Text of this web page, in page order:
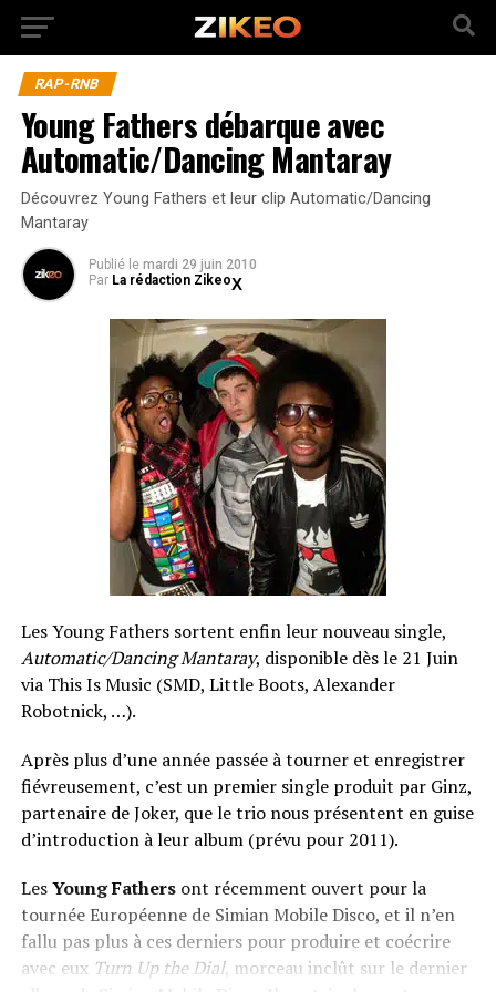
RAP-RNB
Young Fathers débarque avec
Automatic/Dancing Mantaray
Découvrez Young Fathers et leur clip Automatic/Dancing
Mantaray
Publié le mardi 29 juin 2010
Par La rédaction Zikeo
Les Young Fathers sortent enfin leur nouveau single,
Automatic/Dancing Mantaray, disponible dès le 21 Juin
via This Is Music (SMD, Little Boots, Alexander
Robotnick, …).
Après plus d’une année passée à tourner et enregistrer
fiévreusement, c’est un premier single produit par Ginz,
partenaire de Joker, que le trio nous présentent en guise
d’introduction à leur album (prévu pour 2011).
LesYoung Fathersont récemment ouvert pour la
tournée Européenne de Simian Mobile Disco, et il n’en
fallu pas plus à ces derniers pour produire et coécrire
avec eux Turn Up the Dial, morceau inclût sur le dernier